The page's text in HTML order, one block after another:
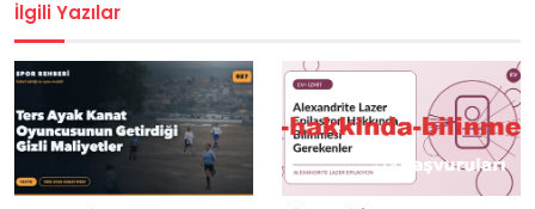
İlgili Yazılar